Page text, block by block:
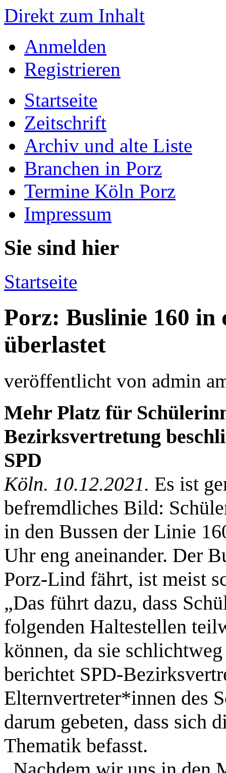
Direkt zum Inhalt
Anmelden
Registrieren
Startseite
Zeitschrift
Archiv und alte Liste
Branchen in Porz
Termine Köln Porz
Impressum
Sie sind hier
Startseite
Porz: Buslinie 160 in
überlastet
veröffentlicht von admin
Mehr Platz für
Bezirksvertretung
SPD
Köln. 10.12.2021. Es ist
befremdliches Bild:
in den Bussen der Linie
Uhr eng aneinander. Der
Porz-Lind fährt, ist meist
„Das führt dazu, dass
folgenden Haltestellen
können, da sie
berichtet SPD-
Elternvertreter*innen des
darum gebeten, dass sich
Thematik befasst.